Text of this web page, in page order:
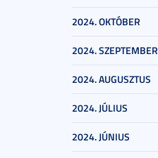
2024. OKTÓBER
2024. SZEPTEMBER
2024. AUGUSZTUS
2024. JÚLIUS
2024. JÚNIUS